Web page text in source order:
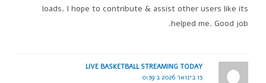
loads. I hope to contribute & assist other users like its
helped me. Good job.
LIVE BASKETBALL STREAMING TODAY
13 בינואר 2026 ב 0:39